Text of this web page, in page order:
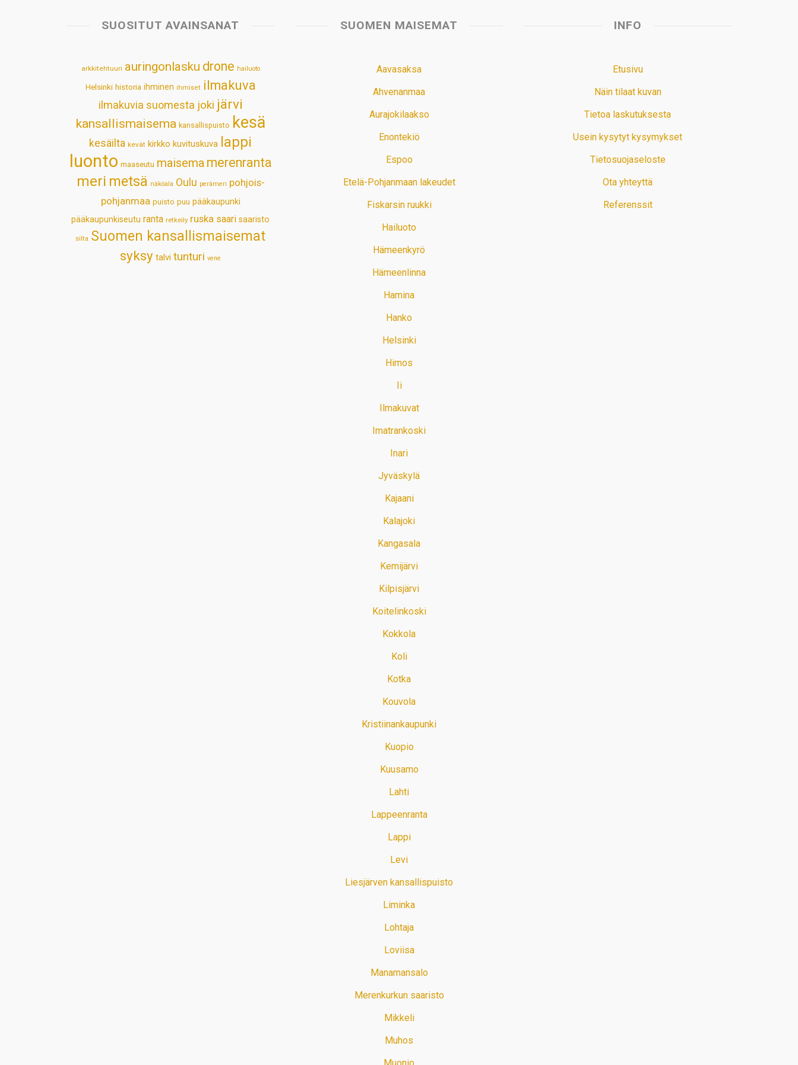
SUOSITUT AVAINSANAT
arkkitehtuuri auringonlasku drone hailuoto
Helsinki historia ihminen ihmiset ilmakuva
ilmakuvia suomesta joki järvi
kansallismaisema kansallispuisto kesä
kesäilta kevät kirkko kuvituskuva lappi
luonto maaseutu maisema merenranta
meri metsä näköala Oulu perämeri pohjois-
pohjanmaa puisto puu pääkaupunki
pääkaupunkiseutu ranta retkeily ruska saari saaristo
silta Suomen kansallismaisemat
syksy talvi tunturi vene
SUOMEN MAISEMAT
Aavasaksa
Ahvenanmaa
Aurajokilaakso
Enontekiö
Espoo
Etelä-Pohjanmaan lakeudet
Fiskarsin ruukki
Hailuoto
Hämeenkyrö
Hämeenlinna
Hamina
Hanko
Helsinki
Himos
Ii
Ilmakuvat
Imatrankoski
Inari
Jyväskylä
Kajaani
Kalajoki
Kangasala
Kemijärvi
Kilpisjärvi
Koitelinkoski
Kokkola
Koli
Kotka
Kouvola
Kristiinankaupunki
Kuopio
Kuusamo
Lahti
Lappeenranta
Lappi
Levi
Liesjärven kansallispuisto
Liminka
Lohtaja
Loviisa
Manamansalo
Merenkurkun saaristo
Mikkeli
Muhos
INFO
Etusivu
Näin tilaat kuvan
Tietoa laskutuksesta
Usein kysytyt kysymykset
Tietosuojaseloste
Ota yhteyttä
Referenssit